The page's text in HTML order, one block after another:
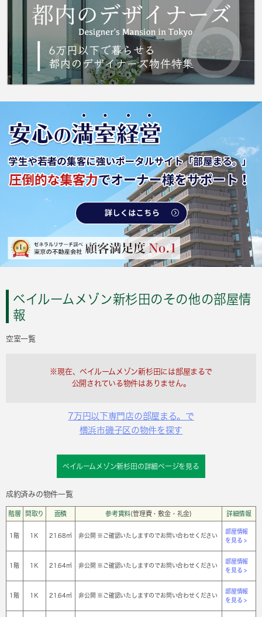
ます。横浜市磯子区エリアや京浜東北線新杉田
付近での新生活をお考えなら、お部屋探しは当
社にお任せ下さい。当社でなら素敵なお部屋が
きっと見つかります。
ベイルームメゾン新杉田のその他の部屋情
報
空室一覧
※現在、ベイルームメゾン新杉田には部屋まるで
公開されている物件はありません。
7万円以下専門店の部屋まる。で
横浜市磯子区の物件を探す
ベイルームメゾン新杉田の詳細ページを見る
成約済みの物件一覧
階層 間取り 面積 参考賃料(管理費・敷金・礼金) 詳細情報
1階 1Ｋ 21.68㎡ 非公開 ※ご確認いたしますのでお問い合わせください
部屋情報
を見る >
1階 1Ｋ 21.64㎡ 非公開 ※ご確認いたしますのでお問い合わせください
部屋情報
を見る >
1階 1Ｋ 21.64㎡ 非公開 ※ご確認いたしますのでお問い合わせください
部屋情報
を見る >